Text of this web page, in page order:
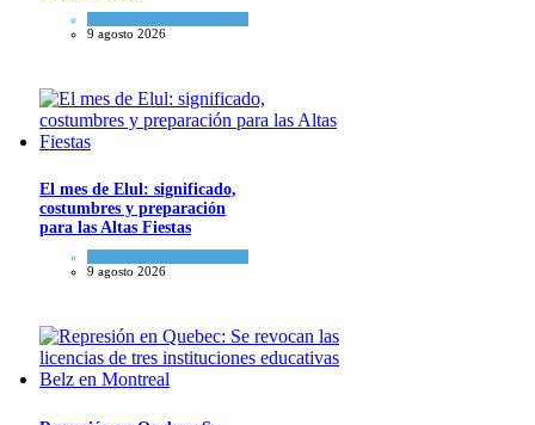
9 agosto 2026
El mes de Elul: significado,
costumbres y preparación
para las Altas Fiestas
9 agosto 2026